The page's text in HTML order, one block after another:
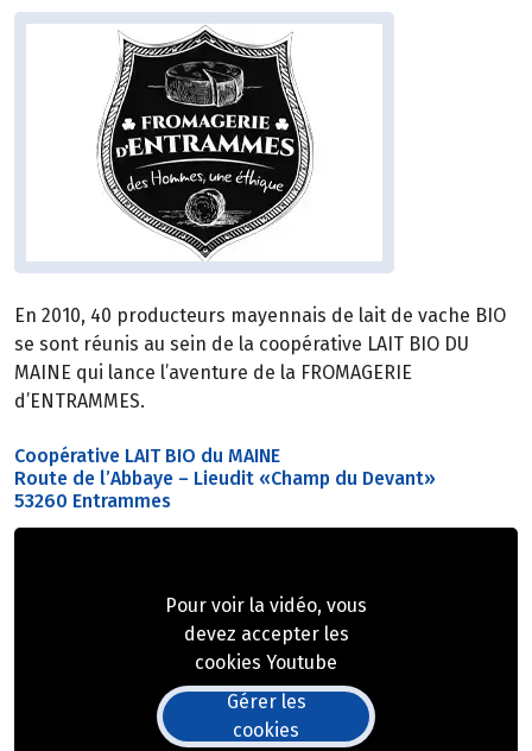
En 2010, 40 producteurs mayennais de lait de vache BIO
se sont réunis au sein de la coopérative LAIT BIO DU
MAINE qui lance l’aventure de la FROMAGERIE
d’ENTRAMMES.
Coopérative LAIT BIO du MAINE
Route de l’Abbaye – Lieudit «Champ du Devant»
53260 Entrammes
Pour voir la vidéo, vous
devez accepter les
cookies Youtube
Gérer les
cookies